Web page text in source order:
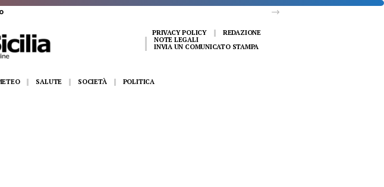
PRIVACY POLICY
REDAZIONE
NOTE LEGALI
INVIA UN COMUNICATO STAMPA
SALUTE SOCIETÀ POLITICA